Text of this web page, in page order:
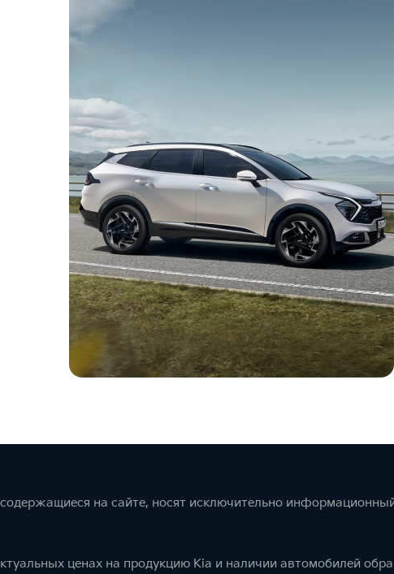
на сайте, носят исключительно
ценах на продукцию Kia и наличии автомобилей